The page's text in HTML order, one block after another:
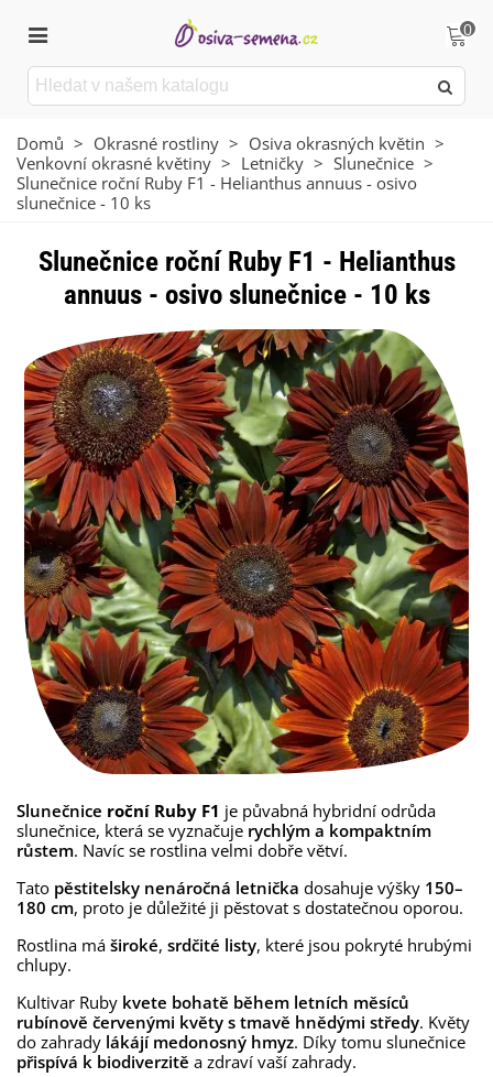
0
Domů > Okrasné rostliny > Osiva okrasných květin >
Venkovní okrasné květiny > Letničky > Slunečnice >
Slunečnice roční Ruby F1 - Helianthus annuus - osivo
slunečnice - 10 ks
Slunečnice roční Ruby F1 - Helianthus
annuus - osivo slunečnice - 10 ks
Slunečnice roční Ruby F1 je půvabná hybridní odrůda
slunečnice, která se vyznačuje rychlým a kompaktním
růstem. Navíc se rostlina velmi dobře větví.
Tato pěstitelsky nenáročná letnička dosahuje výšky 150–
180 cm, proto je důležité ji pěstovat s dostatečnou oporou.
Rostlina má široké, srdčité listy, které jsou pokryté hrubými
chlupy.
Kultivar Ruby kvete bohatě během letních měsíců
rubínově červenými květy s tmavě hnědými středy. Květy
do zahrady lákájí medonosný hmyz. Díky tomu slunečnice
přispívá k biodiverzitě a zdraví vaší zahrady.